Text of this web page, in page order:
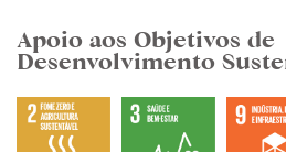
Apoio aos Objetivos de
Desenvolvimento